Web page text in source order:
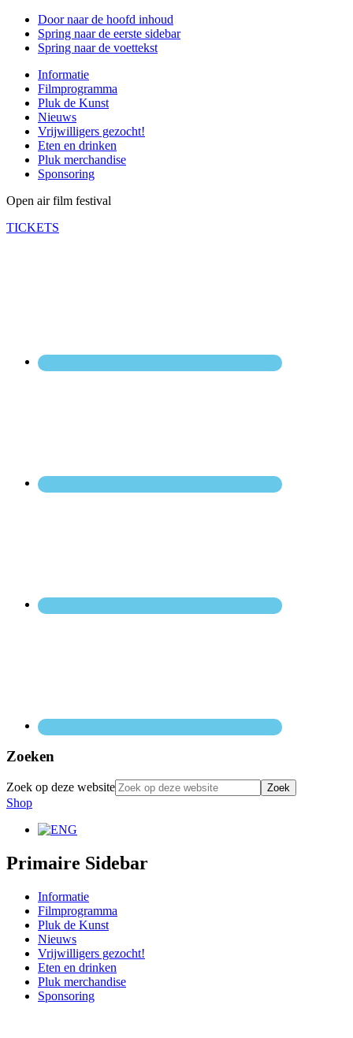
Door naar de hoofd inhoud
Spring naar de eerste sidebar
Spring naar de voettekst
Informatie
Filmprogramma
Pluk de Kunst
Nieuws
Vrijwilligers gezocht!
Eten en drinken
Pluk merchandise
Sponsoring
Open air film festival
TICKETS
Zoeken
Zoek op deze website
Shop
Primaire Sidebar
Informatie
Filmprogramma
Pluk de Kunst
Nieuws
Vrijwilligers gezocht!
Eten en drinken
Pluk merchandise
Sponsoring